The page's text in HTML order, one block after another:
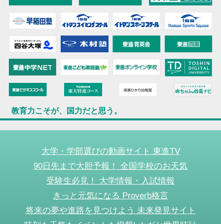
教育力こそが、国力だと思う。
大学・学部選びの動画サイト 東進TV
90日先まで大胆予報！ 全国学校のお天気
受験生必見！ 大学情報・入試情報
きっと元気になる Proverb格言
将来の夢や進路を見つけよう 未来発見サイト